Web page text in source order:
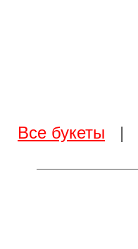
Все букеты |